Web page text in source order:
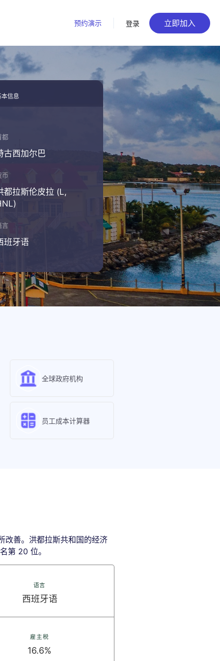
预约演示 登录 立即加入
本信息
都
古西加尔巴
币
都拉斯伦皮拉 (L,
言
班牙语
全球政府机构
员工成本计算器
改善。洪都拉斯共和国的经济
第 20 位。
语言
西班牙语
雇主税
16.6%